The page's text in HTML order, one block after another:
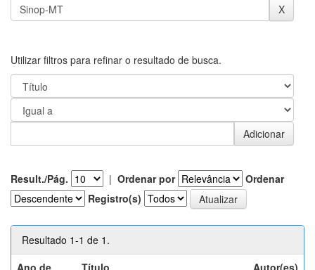
Utilizar filtros para refinar o resultado de busca.
Result./Pág. | Ordenar por
Ordenar
Registro(s)
Resultado 1-1 de 1.
Ano de
Título Autor(es)